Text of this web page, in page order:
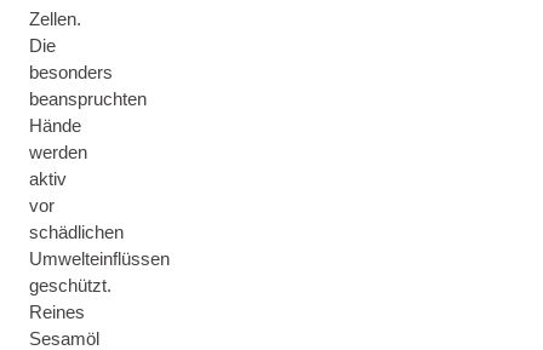
Zellen.
Die
besonders
beanspruchten
Hände
werden
aktiv
vor
schädlichen
Umwelteinflüssen
geschützt.
Reines
Sesamöl